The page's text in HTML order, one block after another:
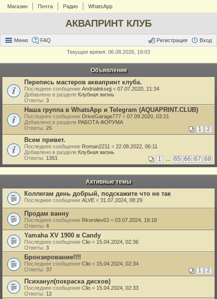
Магазин Почта Радио WhatsApp
АКВАПРИНТ КЛУБ
Меню FAQ Вход
Регистрация
Текущее время: 06.08.2026, 19:03
Объявления
Перепись мастеров аквапринт клуба.
Последнее сообщение Andrialeksejj « 07.07.2020, 21:34
Добавлено в разделе Клубная жизнь
Ответы: 3
Наша группа в WhatsApp и Telegram (AQUAPRINT.CLUB)
Последнее сообщение DriveGarage777 « 07.09.2020, 03:21
Добавлено в разделе РАБОТА ФОРУМА
Ответы: 25 1 2
Всем привет.
Последнее сообщение Roman2211 « 22.08.2022, 06:11
Добавлено в разделе Клубная жизнь
Ответы: 1351 1 … 65 66 67 68
Активные темы
Коллегам день добрый, подскажите что не так
Последнее сообщение ALVE « 31.07.2024, 08:29
Продам ванну
Последнее сообщение Rkorolev63 « 03.07.2024, 18:18
Ответы: 4
Yamaha XV 1900 в Candy
Последнее сообщение Clio « 15.04.2024, 02:36
Ответы: 3
Бронзирование!!!!
Последнее сообщение Clio « 15.04.2024, 02:34
Ответы: 37 1 2
Психанул(покраска дисков)
Последнее сообщение Clio « 15.04.2024, 02:33
Ответы: 12